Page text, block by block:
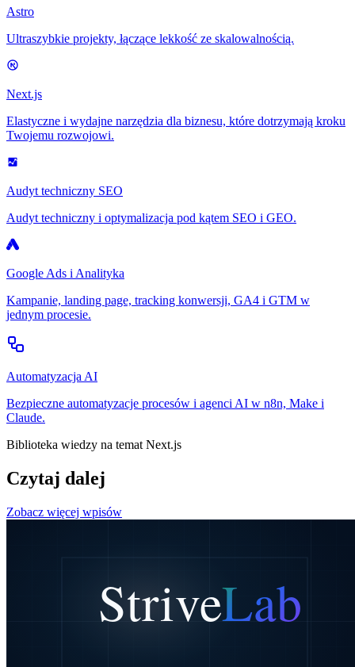
Astro
Ultraszybkie projekty, łączące lekkość ze skalowalnością.
Next.js
Elastyczne i wydajne narzędzia dla biznesu, które dotrzymają kroku
Twojemu rozwojowi.
Audyt techniczny SEO
Audyt techniczny i optymalizacja pod kątem SEO i GEO.
Google Ads i Analityka
Kampanie, landing page, tracking konwersji, GA4 i GTM w
jednym procesie.
Automatyzacja AI
Bezpieczne automatyzacje procesów i agenci AI w n8n, Make i
Claude.
Biblioteka wiedzy na temat Next.js
Czytaj dalej
Zobacz więcej wpisów